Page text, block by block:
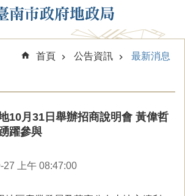
首頁 公告資訊 最新消息
10月31日舉辦招商說明會 黃偉哲
躍參與
27 上午 08:47:00